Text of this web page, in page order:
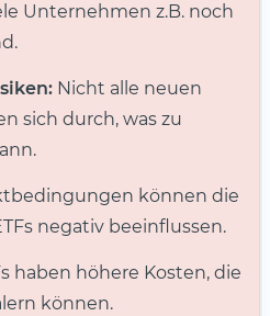
Unternehmen z.B. noch
Nicht alle neuen
sich durch, was zu
können die
negativ beeinflussen.
haben höhere Kosten, die
können.